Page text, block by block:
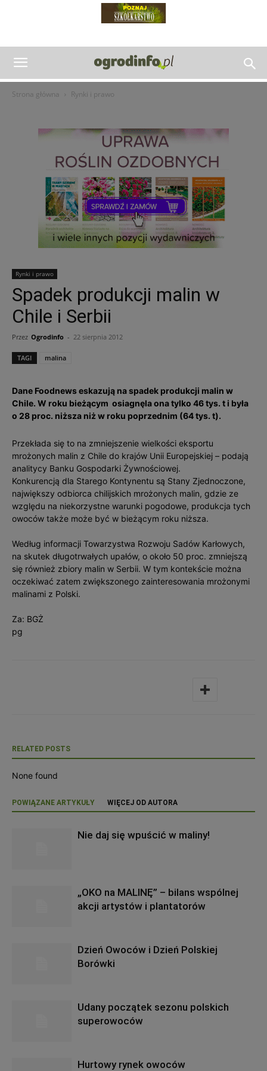
Strona główna Rynki i prawo
Rynki i prawo
Spadek produkcji malin w
Chile i Serbii
Przez Ogrodinfo - 22 sierpnia 2012
TAGI malina
Dane Foodnews eskazują na spadek produkcji malin w
Chile. W roku bieżącym osiagnęla ona tylko 46 tys. t i była
o 28 proc. niższa niż w roku poprzednim (64 tys. t).
Przekłada się to na zmniejszenie wielkości eksportu
mrożonych malin z Chile do krajów Unii Europejskiej – podają
analitycy Banku Gospodarki Żywnościowej.
Konkurencją dla Starego Kontynentu są Stany Zjednoczone,
największy odbiorca chilijskich mrożonych malin, gdzie ze
względu na niekorzystne warunki pogodowe, produkcja tych
owoców także może być w bieżącym roku niższa.
Według informacji Towarzystwa Rozwoju Sadów Karłowych,
na skutek długotrwałych upałów, o około 50 proc. zmniejszą
się również zbiory malin w Serbii. W tym kontekście można
oczekiwać zatem zwiększonego zainteresowania mrożonymi
malinami z Polski.
Za: BGŻ
pg
RELATED POSTS
None found
POWIĄZANE ARTYKUŁY WIĘCEJ OD AUTORA
Nie daj się wpuścić w maliny!
„OKO na MALINĘ” – bilans wspólnej
akcji artystów i plantatorów
Dzień Owoców i Dzień Polskiej
Borówki
Udany początek sezonu polskich
superowoców
Hurtowy rynek owoców